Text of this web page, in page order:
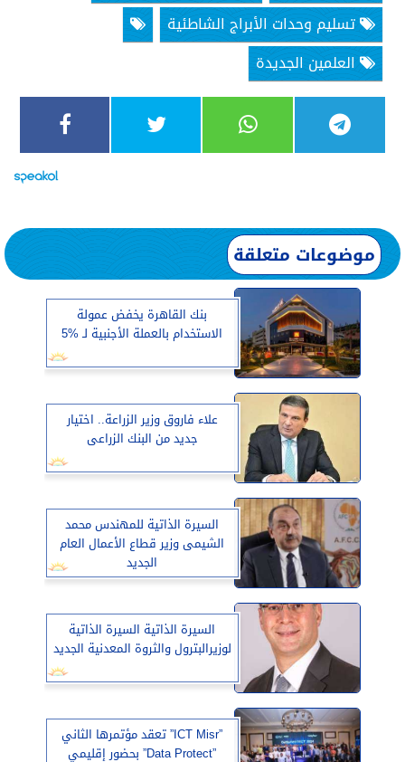
تسليم وحدات الأبراج الشاطئية
العلمين الجديدة
موضوعات متعلقة
بنك القاهرة يخفض عمولة
الاستخدام بالعملة الأجنبية لـ %5
علاء فاروق وزير الزراعة.. اختيار
جديد من البنك الزراعى
السيرة الذاتية للمهندس محمد
الشيمى وزير قطاع الأعمال العام
الجديد
السيرة الذاتية السيرة الذاتية
لوزيرالبترول والثروة المعدنية الجديد
”ICT Misr” تعقد مؤتمرها الثاني
”Data Protect” بحضور إقليمي